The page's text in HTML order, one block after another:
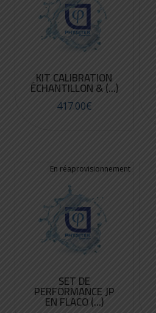
KIT CALIBRATION
ÉCHANTILLON & (...)
417.00€
SET DE
PERFORMANCE JP
EN FLACO (...)